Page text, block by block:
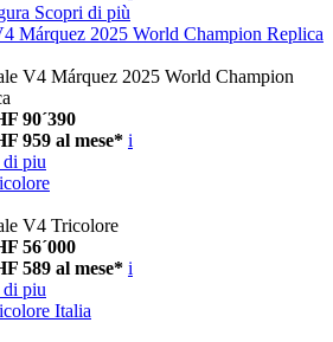
Scopri di più
Márquez 2025 World Champion Replica
V4 Márquez 2025 World Champion
90´390
959 al mese* i
di piu
V4 Tricolore
56´000
589 al mese* i
di piu
Italia